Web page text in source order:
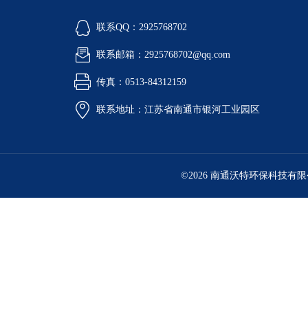
联系QQ：2925768702
联系邮箱：2925768702@qq.com
传真：0513-84312159
联系地址：江苏省南通市银河工业园区
©2026 南通沃特环保科技有